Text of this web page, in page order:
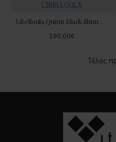
LIBELLOULA
Libelloula Quinn Black Shimmer Flared Παντελόνι
190,00€
Τέλος